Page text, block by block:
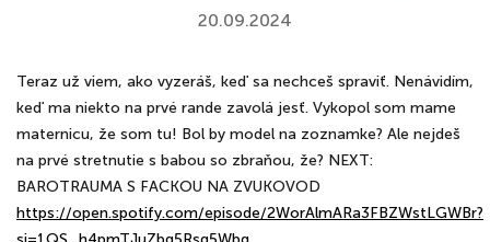
20.09.2024
Teraz už viem, ako vyzeráš, keď sa nechceš spraviť. Nenávidím,
keď ma niekto na prvé rande zavolá jesť. Vykopol som mame
maternicu, že som tu! Bol by model na zoznamke? Ale nejdeš
na prvé stretnutie s babou so zbraňou, že? NEXT:
BAROTRAUMA S FACKOU NA ZVUKOVOD
https://open.spotify.com/episode/2WorAlmARa3FBZWstLGWBr?